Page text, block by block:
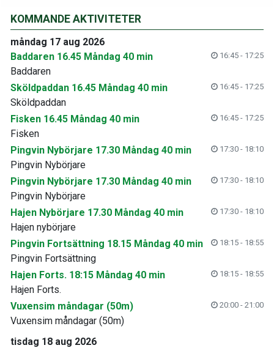
KOMMANDE AKTIVITETER
måndag 17 aug 2026
Baddaren 16.45 Måndag 40 min
16:45 - 17:25
Baddaren
Sköldpaddan 16.45 Måndag 40 min
16:45 - 17:25
Sköldpaddan
Fisken 16.45 Måndag 40 min
16:45 - 17:25
Fisken
Pingvin Nybörjare 17.30 Måndag 40 min
17:30 - 18:10
Pingvin Nybörjare
Pingvin Nybörjare 17.30 Måndag 40 min
17:30 - 18:10
Pingvin Nybörjare
Hajen Nybörjare 17.30 Måndag 40 min
17:30 - 18:10
Hajen nybörjare
Pingvin Fortsättning 18.15 Måndag 40 min
18:15 - 18:55
Pingvin Fortsättning
Hajen Forts. 18:15 Måndag 40 min
18:15 - 18:55
Hajen Forts.
Vuxensim måndagar (50m)
20:00 - 21:00
Vuxensim måndagar (50m)
tisdag 18 aug 2026